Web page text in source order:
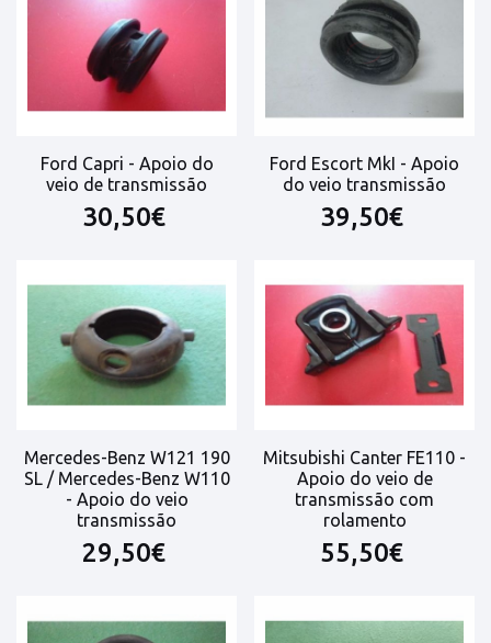
Ford Capri - Apoio do
veio de transmissão
30,50€
Ford Escort MkI - Apoio
do veio transmissão
39,50€
Mercedes-Benz W121 190
SL / Mercedes-Benz W110
- Apoio do veio
transmissão
29,50€
Mitsubishi Canter FE110 -
Apoio do veio de
transmissão com
rolamento
55,50€